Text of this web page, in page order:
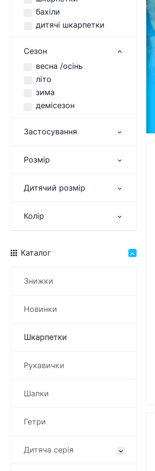
бахіли
дитячі шкарпетки
Сезон
весна /осінь
літо
зима
демісезон
Застосування
Розмір
Дитячий розмір
Колір
Каталог
Знижки
Новинки
Шкарпетки
Рукавички
Шапки
Гетри
Дитяча серія